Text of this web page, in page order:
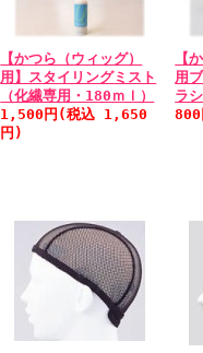
【かつら（ウィッグ）
用】スタイリングミスト
（化繊専用・180ｍｌ）
1,500円(税込 1,650
円)
【
用
ラシ